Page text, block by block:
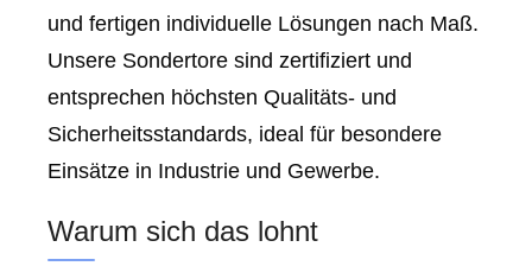
und fertigen individuelle Lösungen nach Maß.
Unsere Sondertore sind zertifiziert und
entsprechen höchsten Qualitäts- und
Sicherheitsstandards, ideal für besondere
Einsätze in Industrie und Gewerbe.
Warum sich das lohnt